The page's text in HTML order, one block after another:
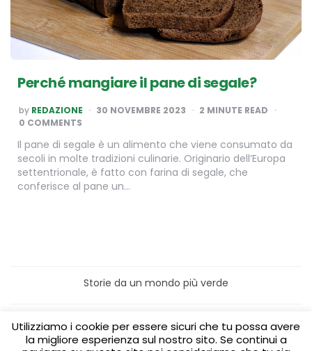
Perché mangiare il pane di segale?
POSTED
BY
by REDAZIONE 30 NOVEMBRE 2023 2 MINUTE READ
0 COMMENTS
Il pane di segale è un alimento che viene consumato da
secoli in molte tradizioni culinarie. Originario dell’Europa
settentrionale, è fatto con farina di segale, che
conferisce al pane un…
Storie da un mondo più verde
Home
Turismo sostenibile
Laboratori/Visite per le scuole
Green content per aziende Media Partner
Utilizziamo i cookie per essere sicuri che tu possa avere
la migliore esperienza sul nostro sito. Se continui a